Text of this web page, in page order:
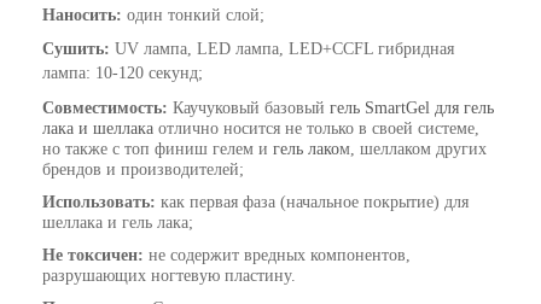
Наносить: один тонкий слой;
Сушить: UV лампа, LED лампа, LED+CCFL гибридная
лампа: 10-120 секунд;
Совместимость: Каучуковый базовый гель SmartGel для гель
лака и шеллака отлично носится не только в своей системе,
но также с топ финиш гелем и гель лаком, шеллаком других
брендов и производителей;
Использовать: как первая фаза (начальное покрытие) для
шеллака и гель лака;
Не токсичен: не содержит вредных компонентов,
разрушающих ногтевую пластину.